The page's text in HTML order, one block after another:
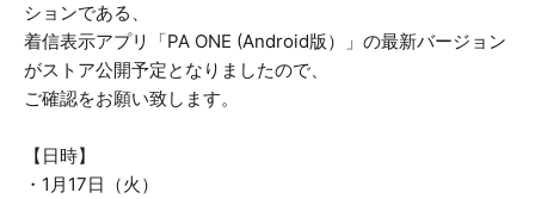
ションである、
着信表示アプリ「PA ONE (Android版）」の最新バージョン
がストア公開予定となりましたので、
ご確認をお願い致します。
【日時】
・1月17日（火）